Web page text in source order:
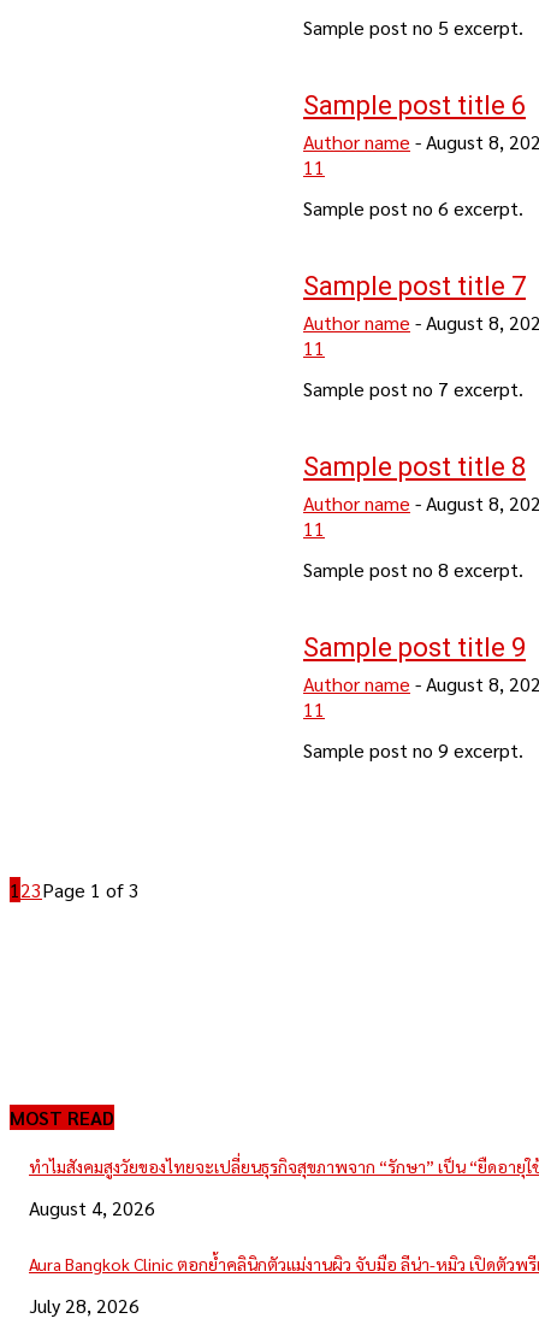
Sample post no 5 excerpt.
Sample post title 6
Author name -August 8,
11
Sample post no 6 excerpt.
Sample post title 7
Author name -August 8,
11
Sample post no 7 excerpt.
Sample post title 8
Author name -August 8,
11
Sample post no 8 excerpt.
Sample post title 9
Author name -August 8,
11
Sample post no 9 excerpt.
123Page 1 of 3
MOST READ
ทำไมสังคมสูงวัยของไทยจะเปลี่ยนธุรกิจสุขภาพจาก “รักษา” เป็น “ยืดอายุใ
August 4, 2026
Aura Bangkok Clinic ตอกย้ำคลินิกตัวแม่งานผิว จับมือ ลีน่า-หมิว เปิดตัวพรี
July 28, 2026